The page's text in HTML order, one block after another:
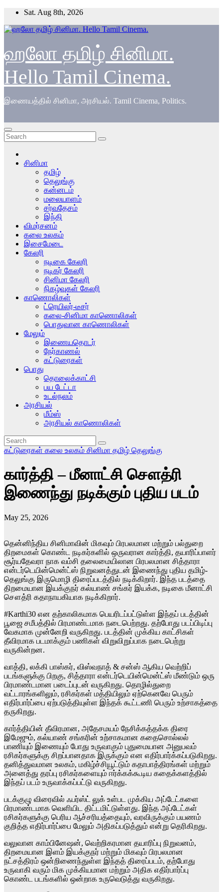
Skip
content
Sat. Aug 8th, 2026
ஹலோ தமிழ் சினிமா.
Hello Tamil Cinema.
இணையத்தில் சினிமா, அரசியல். Tamil Cinema, Politics.
சினிமா
தமிழ்
தெலுங்கு
கன்னடம்
மலையாளம்
சர்வதேசம்
இந்தி
விமர்சனம்
கலை உலகம்
இசைமேடை
கேலரி
நடிகை கேலரி
நடிகர் கேலரி
சினிமா கேலரி
நிகழ்வுகள் கேலரி
காணொலிகள்
ட்ரெயிலர்-டீசர்
கலை-சினிமா காணொலிகள்
பொதுவான காணொலிகள்
மேலும்
இணையதொடர்
நேர்காணல்
கட்டுரைகள்
பொது
தொலைக்காட்சி
பய டேட்டா
உடல்நலம்
அரசியல்
மீம்ஸ்
அரசியல் காணொலிகள்
கட்டுரைகள் கலை உலகம் சினிமா தமிழ் தெலுங்கு
கார்த்தி – மீனாட்சி சௌத்ரி
இணைந்து நடிக்கும் புதிய படம்
May 25, 2026
தென்னிந்திய சினிமாவின் மிகவும் பிரபலமான மற்றும் பல்துறை
திறமைகள் கொண்ட நடிகர்களில் ஒருவரான கார்த்தி, தயாரிப்பாளர்
சூர்யதேவரா நாக வம்சி தலைமையிலான பிரபலமான சித்தாரா
என்டர்டெயின்மென்ட்ஸ் நிறுவனத்துடன் இணைந்து புதிய தமிழ்-
தெலுங்கு இருமொழி திரைப்படத்தில் நடிக்கிறார். இந்த படத்தை
திறமையான இயக்குநர் கல்யாண் சங்கர் இயக்க, நடிகை மீனாட்சி
சௌத்ரி கதாநாயகியாக நடிக்கிறார்.
#Karthi30 என தற்காலிகமாக பெயரிடப்பட்டுள்ள இந்தப் படத்தின்
பூஜை சமீபத்தில் பிரமாண்டமாக நடைபெற்றது. தற்போது படப்பிடிப்பு
வேகமாக முன்னேறி வருகிறது. படத்தின் முக்கிய காட்சிகள்
தீவிரமாக படமாக்கும் பணிகள் விறுவிறுப்பாக நடைபெற்று
வருகின்றன.
வாத்தி, லக்கி பாஸ்கர், விஸ்வநாத் & சன்ஸ் ஆகிய வெற்றிப்
படங்களுக்கு பிறகு, சித்தாரா என்டர்டெயின்மென்ட்ஸ் மீண்டும் ஒரு
பிரமாண்டமான படைப்புடன் வருகிறது. தொழில்துறை
வட்டாரங்களிலும், ரசிகர்கள் மத்தியிலும் ஏற்கெனவே பெரும்
எதிர்பார்ப்பை ஏற்படுத்தியுள்ள இந்தக் கூட்டணி பெரும் உற்சாகத்தை
தருகிறது.
கார்த்தியின் தீவிரமான, அதேசமயம் நேசிக்கத்தக்க திரை
இமேஜும், கல்யாண் சங்கரின் உற்சாகமான கதைசொல்லல்
பாணியும் இணையும் போது உருவாகும் புதுமையான அனுபவம்
ரசிகர்களுக்கு சிறப்பானதாக இருக்கும் என எதிர்பார்க்கப்படுகிறது.
தனித்துவமான உலகம், மகிழ்ச்சியூட்டும் கதாபாத்திரங்கள் மற்றும்
அனைத்து தரப்பு ரசிகர்களையும் ஈர்க்கக்கூடிய கதைக்களத்தில்
இந்தப் படம் உருவாக்கப்பட்டு வருகிறது.
படக்குழு விரைவில் ஃபர்ஸ்ட் லுக் உள்பட முக்கிய அப்டேட்களை
பிரமாண்டமாக வெளியிட திட்டமிட்டுள்ளது. இந்த அப்டேட்கள்
ரசிகர்களுக்கு பெரிய ஆச்சரியத்தையும், வரவிருக்கும் பயணம்
குறித்த எதிர்பார்ப்பை மேலும் அதிகப்படுத்தும் என்று தெரிகிறது.
வலுவான காம்பினேஷன், வெற்றிகரமான தயாரிப்பு நிறுவனம்,
திறமையான இளம் இயக்குநர் மற்றும் மிகவும் பிரபலமான
நட்சத்திரம் ஒன்றிணைந்துள்ள இந்தத் திரைப்படம், தற்போது
உருவாகி வரும் மிக முக்கியமான மற்றும் அதிக எதிர்பார்ப்பு
கொண்ட படங்களில் ஒன்றாக உருவெடுத்து வருகிறது.